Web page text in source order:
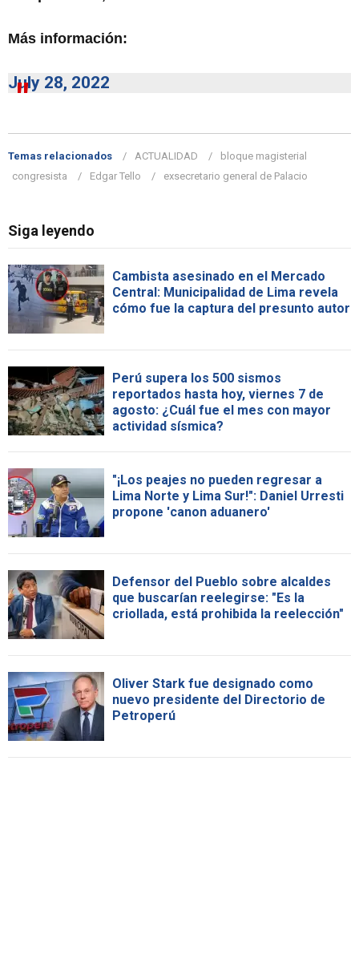
Más información:
July 28, 2022
Temas relacionados ACTUALIDAD
bloque magisterial
congresista
Edgar Tello exsecretario general de Palacio
Siga leyendo
Cambista asesinado en el Mercado
Central: Municipalidad de Lima revela
cómo fue la captura del presunto autor
Perú supera los 500 sismos
reportados hasta hoy, viernes 7 de
agosto: ¿Cuál fue el mes con mayor
actividad sísmica?
"¡Los peajes no pueden regresar a
Lima Norte y Lima Sur!": Daniel Urresti
propone 'canon aduanero'
Defensor del Pueblo sobre alcaldes
que buscarían reelegirse: "Es la
criollada, está prohibida la reelección"
Oliver Stark fue designado como
nuevo presidente del Directorio de
Petroperú